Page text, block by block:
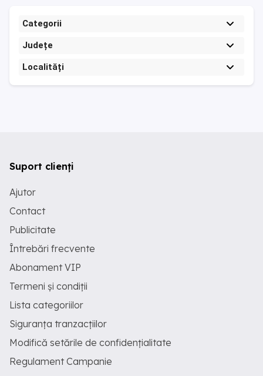
Categorii
Județe
Localități
Suport clienți
Ajutor
Contact
Publicitate
Întrebări frecvente
Abonament VIP
Termeni și condiții
Lista categoriilor
Siguranța tranzacțiilor
Modifică setările de confidențialitate
Regulament Campanie